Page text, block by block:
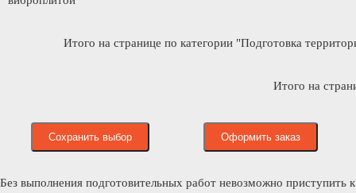
Итого на странице по категории "Подготовка
Итого на
Без выполнения подготовительных работ невозможно приступить к